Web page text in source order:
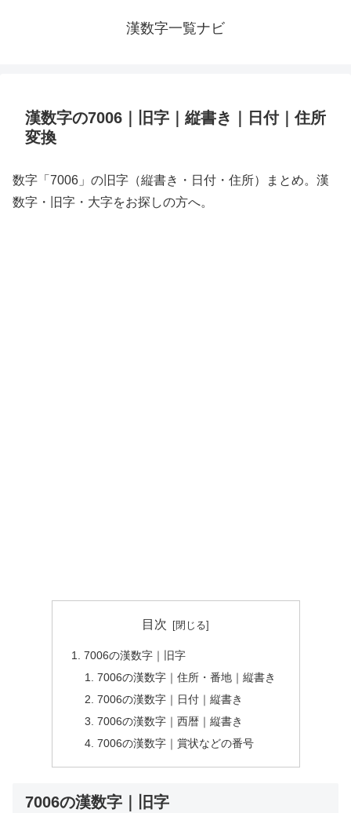
漢数字一覧ナビ
漢数字の7006｜旧字｜縦書き｜日付｜住所
変換
数字「7006」の旧字（縦書き・日付・住所）まとめ。漢
数字・旧字・大字をお探しの方へ。
目次
7006の漢数字｜旧字
7006の漢数字｜住所・番地｜縦書き
7006の漢数字｜日付｜縦書き
7006の漢数字｜西暦｜縦書き
7006の漢数字｜賞状などの番号
7006の漢数字｜旧字